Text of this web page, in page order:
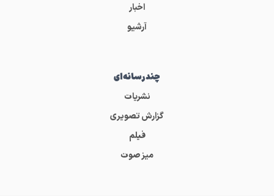
اخبار
آرشیو
چندرسانه‌ای
نشریات
گزارش تصویری
فیلم
میز صوت